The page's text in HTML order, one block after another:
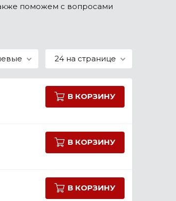
поможем с вопросами
24 на странице
В КОРЗИНУ
В КОРЗИНУ
В КОРЗИНУ